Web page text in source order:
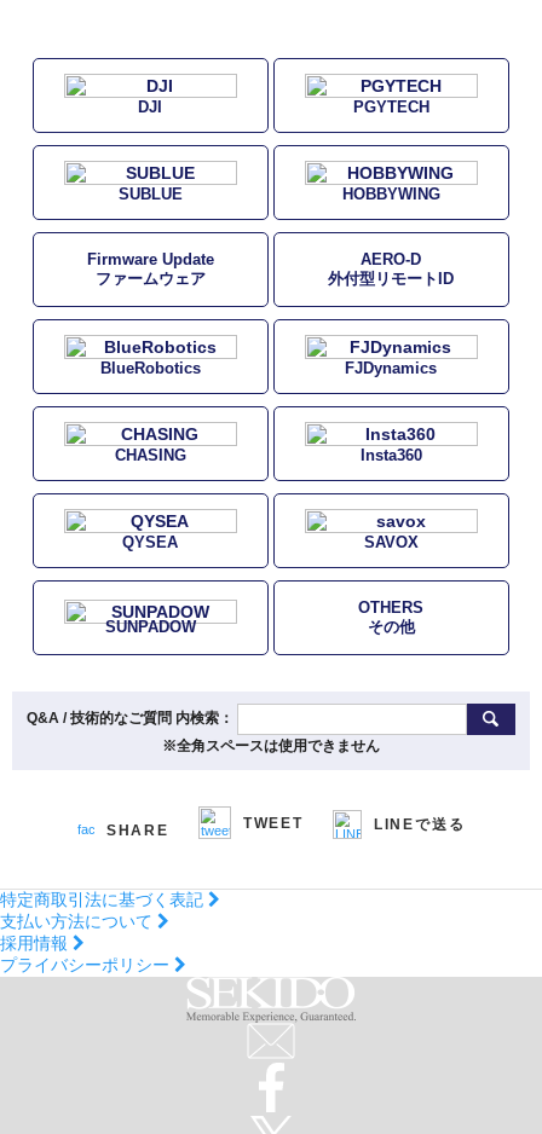
DJI PGYTECH
SUBLUE HOBBYWING
Firmware Update
ファームウェア
AERO-D
外付型リモートID
BlueRobotics FJDynamics
CHASING Insta360
QYSEA SAVOX
SUNPADOW
OTHERS
その他
Q&A / 技術的なご質問 内検索：
※全角スペースは使用できません
SHARE TWEET LINEで送る
特定商取引法に基づく表記
支払い方法について
採用情報
プライバシーポリシー